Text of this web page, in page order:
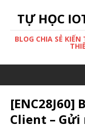
TỰ HỌC
BLOG CHIA SẺ
[ENC28J60]
Client –